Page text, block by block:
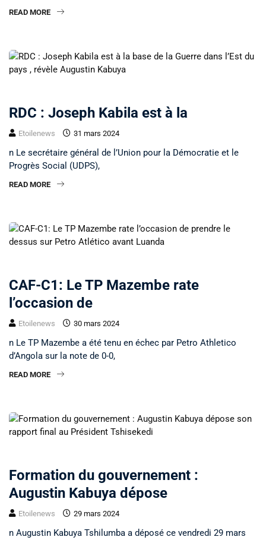
READ MORE
RDC : Joseph Kabila est à la
Etoilenews 31 mars 2024
n Le secrétaire général de l’Union pour la Démocratie et le
Progrès Social (UDPS),
READ MORE
CAF-C1: Le TP Mazembe rate
l’occasion de
Etoilenews 30 mars 2024
n Le TP Mazembe a été tenu en échec par Petro Athletico
d’Angola sur la note de 0-0,
READ MORE
Formation du gouvernement :
Augustin Kabuya dépose
Etoilenews 29 mars 2024
n Augustin Kabuya Tshilumba a déposé ce vendredi 29 mars